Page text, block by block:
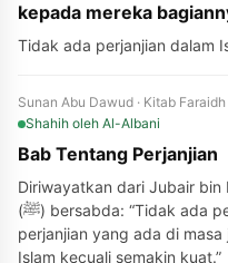
kepada mereka
Tidak ada perjanjian dalam
Sunan Abu Dawud · Kitab
Shahih oleh Al-Albani
Bab Tentang Perjanjian
Diriwayatkan dari Jubair bin
(ﷺ) bersabda: “Tidak ada perjanjian dalam Islam, dan setiap
perjanjian yang ada di
Islam kecuali semakin kuat.”